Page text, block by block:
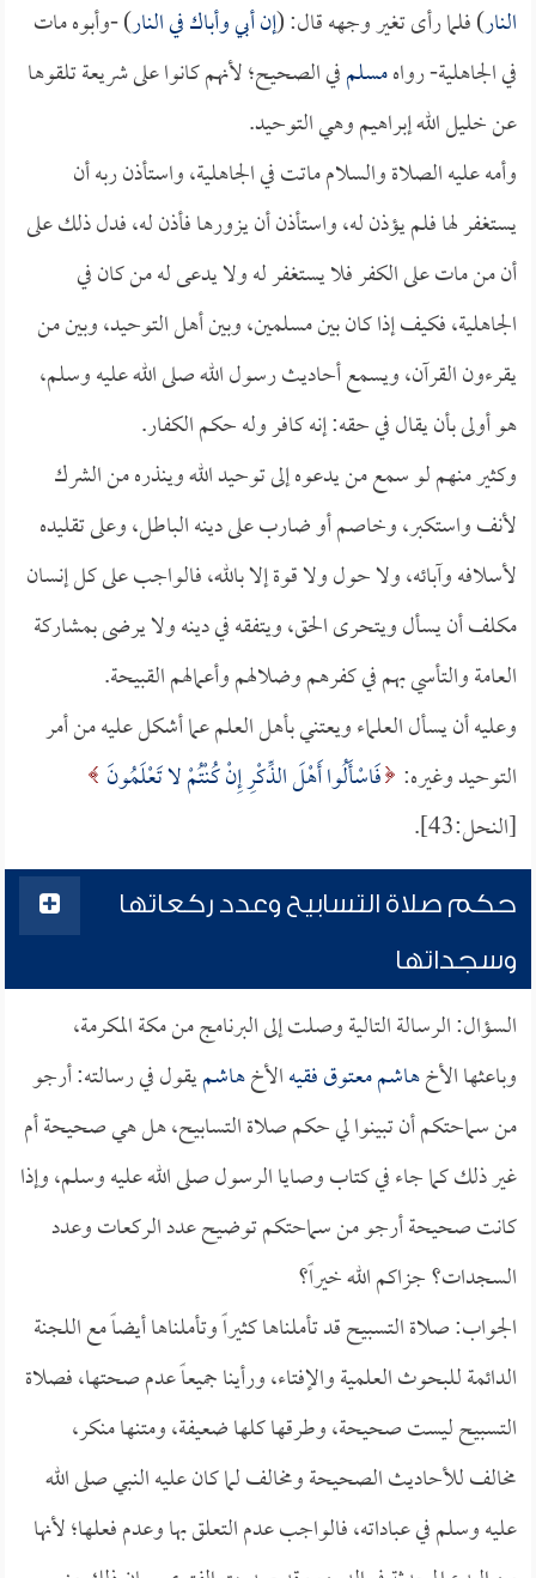
النار) فلما رأى تغير وجهه قال: (إن أبي وأباك في النار) -وأبوه مات
في الجاهلية- رواهمسلمفي الصحيح؛ لأنهم كانوا على شريعة تلقوها
عن خليل الله إبراهيم وهي التوحيد.
وأمه عليه الصلاة والسلام ماتت في الجاهلية، واستأذن ربه أن
يستغفر لها فلم يؤذن له، واستأذن أن يزورها فأذن له، فدل ذلك على
أن من مات على الكفر فلا يستغفر له ولا يدعى له من كان في
الجاهلية، فكيف إذا كان بين مسلمين، وبين أهل التوحيد، وبين من
يقرءون القرآن، ويسمع أحاديث رسول الله صلى الله عليه وسلم،
هو أولى بأن يقال في حقه: إنه كافر وله حكم الكفار.
وكثير منهم لو سمع من يدعوه إلى توحيد الله وينذره من الشرك
لأنف واستكبر، وخاصم أو ضارب على دينه الباطل، وعلى تقليده
لأسلافه وآبائه، ولا حول ولا قوة إلا بالله، فالواجب على كل إنسان
مكلف أن يسأل ويتحرى الحق، ويتفقه في دينه ولا يرضى بمشاركة
العامة والتأسي بهم في كفرهم وضلالهم وأعمالهم القبيحة.
وعليه أن يسأل العلماء ويعتني بأهل العلم عما أشكل عليه من أمر
التوحيد وغيره: فَاسْأَلُوا أَهْلَ الذِّكْرِ إِنْ كُنْتُمْ لا تَعْلَمُونَ
[النحل:43].
حكم صلاة التسابيح وعدد ركعاتها
وسجداتها
السؤال: الرسالة التالية وصلت إلى البرنامج من مكة المكرمة،
وباعثها الأخهاشم معتوق فقيهالأخهاشميقول في رسالته: أرجو
من سماحتكم أن تبينوا لي حكم صلاة التسابيح، هل هي صحيحة أم
غير ذلك كما جاء في كتاب وصايا الرسول صلى الله عليه وسلم، وإذا
كانت صحيحة أرجو من سماحتكم توضيح عدد الركعات وعدد
السجدات؟ جزاكم الله خيراً؟
الجواب: صلاة التسبيح قد تأملناها كثيراً وتأملناها أيضاً مع اللجنة
الدائمة للبحوث العلمية والإفتاء، ورأينا جميعاً عدم صحتها، فصلاة
التسبيح ليست صحيحة، وطرقها كلها ضعيفة، ومتنها منكر،
مخالف للأحاديث الصحيحة ومخالف لما كان عليه النبي صلى الله
عليه وسلم في عباداته، فالواجب عدم التعلق بها وعدم فعلها؛ لأنها